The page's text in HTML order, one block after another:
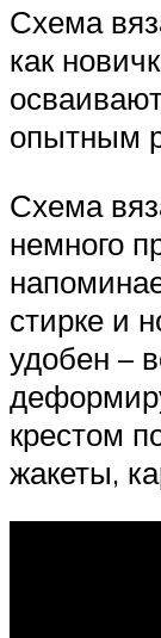
Схема
как
опытным
Схема
немного
стирке и
удобен –
крестом
жакеты,